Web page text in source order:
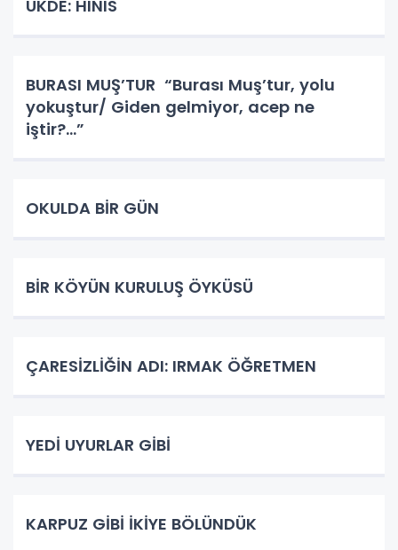
UKDE: HINIS
BURASI MUŞ’TUR “Burası Muş’tur, yolu
yokuştur/ Giden gelmiyor, acep ne
iştir?...”
OKULDA BİR GÜN
BİR KÖYÜN KURULUŞ ÖYKÜSÜ
ÇARESİZLİĞİN ADI: IRMAK ÖĞRETMEN
YEDİ UYURLAR GİBİ
KARPUZ GİBİ İKİYE BÖLÜNDÜK